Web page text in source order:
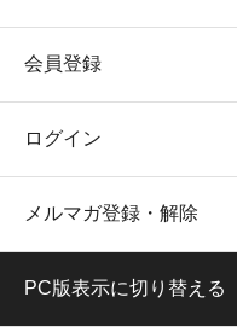
会員登録
ログイン
メルマガ登録・解除
PC版表示に切り替える